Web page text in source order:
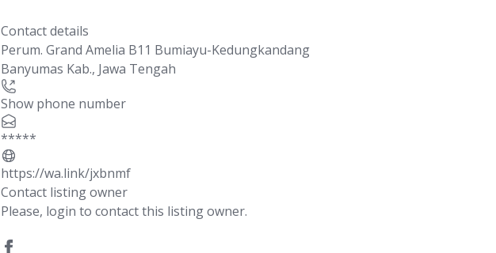
Contact details
Perum. Grand Amelia B11 Bumiayu-Kedungkandang
Banyumas Kab., Jawa Tengah
Show phone number
*****
https://wa.link/jxbnmf
Contact listing owner
Please, login to contact this listing owner.